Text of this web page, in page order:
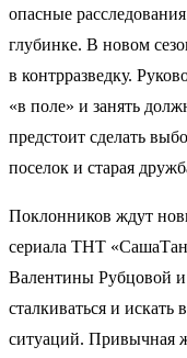
опасные
глубинке. В новом
в контрразведку.
«в поле» и занять
предстоит сделать
поселок и старая
Поклонников ждут
сериала ТНТ
Валентины Рубцовой
сталкиваться и
ситуаций. Привычная